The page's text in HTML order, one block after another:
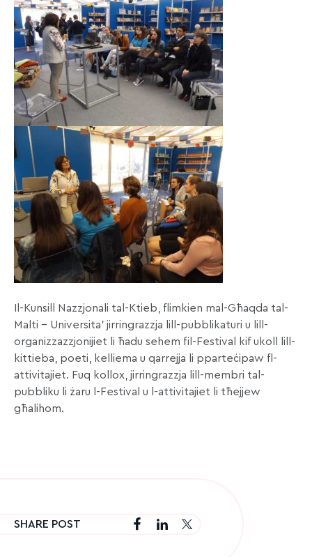
Il-Kunsill Nazzjonali tal-Ktieb, flimkien mal-Għaqda tal-
Malti – Universita’ jirringrazzja lill-pubblikaturi u lill-
organizzazzjonijiet li ħadu sehem fil-Festival kif ukoll lill-
kittieba, poeti, kelliema u qarrejja li pparteċipaw fl-
attivitajiet. Fuq kollox, jirringrazzja lill-membri tal-
pubbliku li żaru l-Festival u l-attivitajiet li tħejjew
għalihom.
SHARE POST